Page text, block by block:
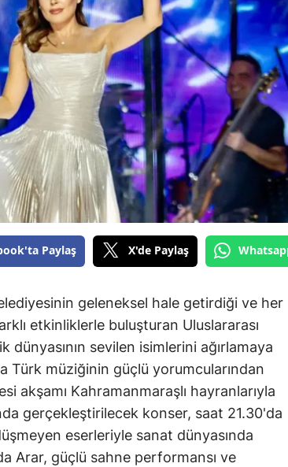
Paylaş X'de Paylaş
geleneksel hale getirdiği ve her
etkinliklerle buluşturan Uluslararası
dünyasının sevilen isimlerini ağırlamaya
Türk müziğinin güçlü yorumcularından
akşamı Kahramanmaraşlı hayranlarıyla
gerçekleştirilecek konser, saat 21.30'da
eserleriyle sanat dünyasında
Arar, güçlü sahne performansı ve